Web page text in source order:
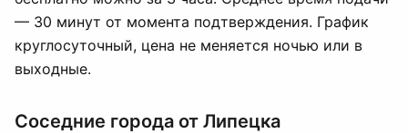
— 30 минут от момента подтверждения. График
круглосуточный, цена не меняется ночью или в
выходные.
Соседние города от Липецка